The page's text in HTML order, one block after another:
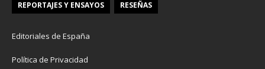
REPORTAJES Y ENSAYOS RESEÑAS
Editoriales de España
Política de Privacidad